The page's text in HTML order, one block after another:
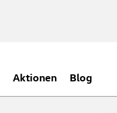
Aktionen Blog